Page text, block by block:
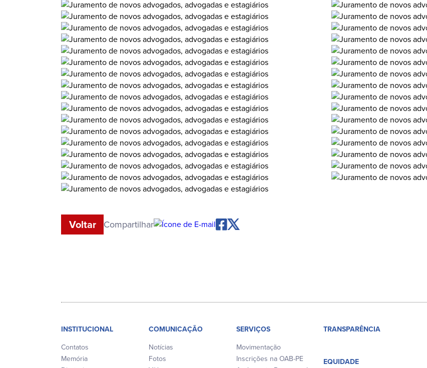
Voltar Compartilhar
INSTITUCIONAL
Contatos
Memória
COMUNICAÇÃO
Notícias
Fotos
SERVIÇOS
Movimentação
Inscrições na OAB-PE
TRANSPARÊNCIA
EQUIDADE